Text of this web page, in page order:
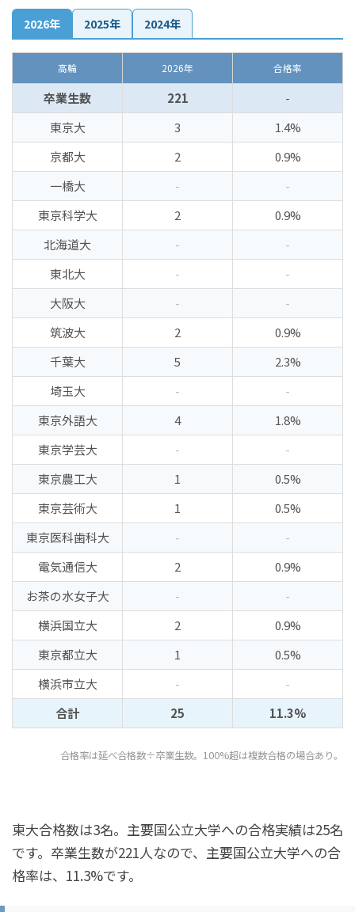
2026年 2025年 2024年
高輪 2026年 合格率
卒業生数 221
-
東京大
3
1.4%
京都大
2
0.9%
一橋大
-
-
東京科学大
2
0.9%
北海道大
-
-
東北大
-
-
大阪大
-
-
筑波大
2
0.9%
千葉大
5
2.3%
埼玉大
-
-
東京外語大
4
1.8%
東京学芸大
-
-
東京農工大
1
0.5%
東京芸術大
1
0.5%
東京医科歯科大
-
-
電気通信大
2
0.9%
お茶の水女子大
-
-
横浜国立大
2
0.9%
東京都立大
1
0.5%
横浜市立大
-
-
合計
25 11.3%
合格率は延べ合格数÷卒業生数。100%超は複数合格の場合あり。
東大合格数は3名。主要国公立大学への合格実績は25名
です。卒業生数が221人なので、主要国公立大学への合
格率は、11.3%です。